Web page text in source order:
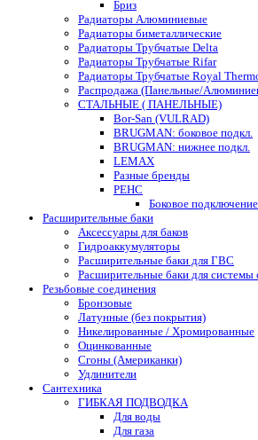
Бриз
Радиаторы Алюминиевые
Радиаторы биметаллические
Радиаторы Трубчатые Delta
Радиаторы Трубчатые Rifar
Радиаторы Трубчатые Royal
Распродажа (Панельные/
СТАЛЬНЫЕ ( ПАНЕЛЬНЫЕ)
Bor-San (VULRAD)
BRUGMAN: боковое подкл.
BRUGMAN: нижнее подкл.
LEMAX
Разные бренды
РЕНС
Боковое подключение
Расширительные баки
Аксессуары для баков
Гидроаккумуляторы
Расширительные баки для ГВС
Расширительные баки для системы
Резьбовые соединения
Бронзовые
Латунные (без покрытия)
Никелированные / Хромированные
Оцинкованные
Сгоны (Американки)
Удлинители
Сантехника
ГИБКАЯ ПОДВОДКА
Для воды
Для газа